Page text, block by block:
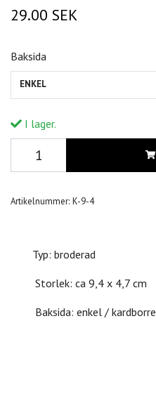
29.00 SEK
Baksida
ENKEL
I lager.
Artikelnummer: K-9-4
Typ: broderad
Storlek: ca 9,4 x 4,7 cm
Baksida: enkel / kardborre